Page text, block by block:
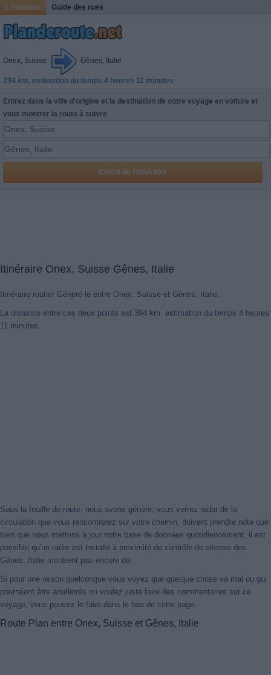
L'initiation Guide des rues
Onex, Suisse Gênes, Italie
394 km, estimation du temps 4 heures 11 minutes
Entrez dans la ville d'origine et la destination de votre voyage en voiture et
vous montrer la route à suivre
Itinéraire Onex, Suisse Gênes, Italie
Itinéraire routier Généré le entre Onex, Suisse et Gênes, Italie.
La distance entre ces deux points est 394 km, estimation du temps 4 heures
11 minutes.
Sous la feuille de route, nous avons généré, vous verrez radar de la
circulation que vous rencontrerez sur votre chemin, doivent prendre note que
bien que nous mettons à jour notre base de données quotidiennement, il est
possible qu'un radar est installé à proximité de contrôle de vitesse des
Gênes, Italie montrent pas encore de.
Si pour une raison quelconque vous voyez que quelque chose va mal ou qui
pourraient être améliorés ou voulez juste faire des commentaires sur ce
voyage, vous pouvez le faire dans le bas de cette page.
Route Plan entre Onex, Suisse et Gênes, Italie